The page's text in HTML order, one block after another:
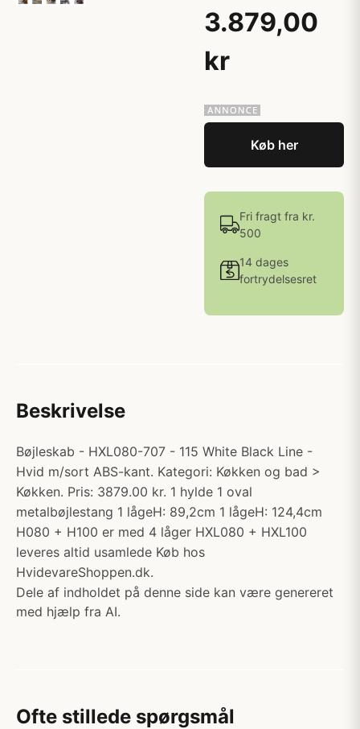
3.879,00
kr
Køb her
Fri fragt fra kr.
500
14 dages
fortrydelsesret
Beskrivelse
Bøjleskab - HXL080-707 - 115 White Black Line -
Hvid m/sort ABS-kant. Kategori: Køkken og bad >
Køkken. Pris: 3879.00 kr. 1 hylde 1 oval
metalbøjlestang 1 lågeH: 89,2cm 1 lågeH: 124,4cm
H080 + H100 er med 4 låger HXL080 + HXL100
leveres altid usamlede Køb hos
HvidevareShoppen.dk.
Dele af indholdet på denne side kan være genereret
med hjælp fra AI.
Ofte stillede spørgsmål